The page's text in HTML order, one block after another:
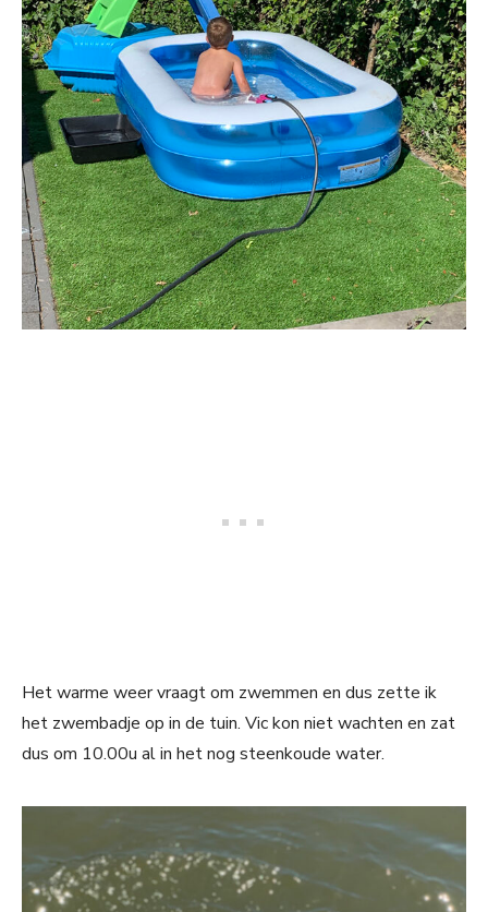
Het warme weer vraagt om zwemmen en dus zette ik
het zwembadje op in de tuin. Vic kon niet wachten en zat
dus om 10.00u al in het nog steenkoude water.